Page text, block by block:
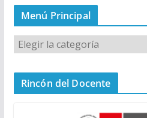
Menú Principal
M
n
Rincón del Docente